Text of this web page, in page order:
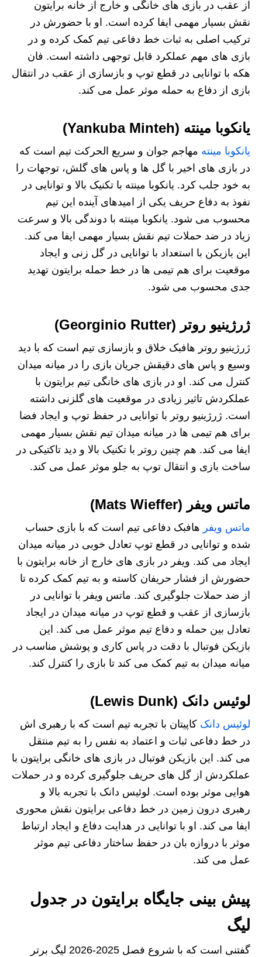
از عقب در بازی‌ های خانگی و خارج از خانه برایتون
نقش بسیار مهمی ایفا کرده است. او با حضورش در
ترکیب اصلی به ثبات خط دفاعی تیم کمک کرده و در
بازی‌ های مهم عملکرد قابل توجهی داشته است. فان
هکه با توانایی در قطع توپ و بازسازی از عقب در انتقال
بازی از دفاع به حمله موثر عمل می‌ کند.
یانکوبا مینته (Yankuba Minteh)
یانکوبا مینته مهاجم جوان و سریع الحرکت تیم است که
در بازی‌ های اخیر با گل‌ ها و پاس‌ های گلش، توجهات را
به خود جلب کرد. یانکوبا مینته با تکنیک بالا و توانایی در
نفوذ به دفاع حریف یکی از امیدهای آینده این تیم
محسوب می‌ شود. یانکوبا مینته با دوندگی بالا و سرعت
زیاد در ضد حملات تیم نقش بسیار مهمی ایفا می‌ کند.
این بازیکن با استعداد با توانایی در گل زنی و ایجاد
موقعیت برای هم تیمی‌ ها در خط حمله برایتون تهدید
جدی محسوب می‌ شود.
ژرژینیو روتر (Georginio Rutter)
ژرژینیو روتر هافبک خلاق و بازسازی تیم است که با دید
وسیع و پاس‌ های دقیقش جریان بازی را در میانه میدان
کنترل می‌ کند. او در بازی‌ های خانگی تیم برایتون با
عملکردش تاثیر زیادی در موقعیت‌ های گلزنی داشته
است. ژرژینیو روتر با توانایی در حفظ توپ و ایجاد فضا
برای هم تیمی‌ ها در میانه میدان تیم نقش بسیار مهمی
ایفا می‌ کند. هم چنین روتر با تکنیک بالا و دید تاکتیکی در
ساخت بازی و انتقال توپ به جلو موثر عمل می‌ کند.
ماتس ویفر (Mats Wieffer)
ماتس ویفر هافبک دفاعی تیم است که با بازی حساب
شده و توانایی در قطع توپ تعادل خوبی در میانه میدان
ایجاد می‌ کند. ویفر در بازی‌ های خارج از خانه برایتون با
حضورش از فشار حریفان کاسته و به تیم کمک کرده تا
از ضد حملات جلوگیری کند. ماتس ویفر با توانایی در
بازسازی از عقب و قطع توپ در میانه میدان در ایجاد
تعادل بین حمله و دفاع تیم موثر عمل می‌ کند. این
بازیکن فوتبال با دقت در پاس کاری و پوشش مناسب در
میانه میدان به تیم کمک می‌ کند تا بازی را کنترل کند.
لوئیس دانک (Lewis Dunk)
لوئیس دانک کاپیتان با تجربه تیم است که با رهبری‌ اش
در خط دفاعی ثبات و اعتماد به نفس را به تیم منتقل
می‌ کند. این بازیکن فوتبال در بازی‌ های خانگی برایتون با
عملکردش از گل‌ های حریف جلوگیری کرده و در حملات
هوایی موثر بوده است. لوئیس دانک با تجربه بالا و
رهبری درون زمین در خط دفاعی برایتون نقش محوری
ایفا می‌ کند. او با توانایی در هدایت دفاع و ایجاد ارتباط
موثر با دروازه بان در حفظ ساختار دفاعی تیم موثر
عمل می‌ کند.
پیش بینی جایگاه برایتون در جدول
لیگ
گفتنی است که با شروع فصل 2025-2026 لیگ برتر